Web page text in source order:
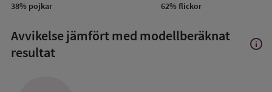
38% pojkar 62%flickor
Avvikelse jämfört med modellberäknat
resultat
Visa
info